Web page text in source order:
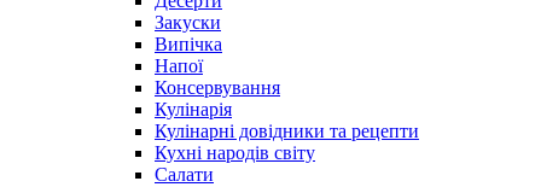
Закуски
Випічка
Напої
Консервування
Кулінарія
Кулінарні довідники та рецепти
Кухні народів світу
Салати